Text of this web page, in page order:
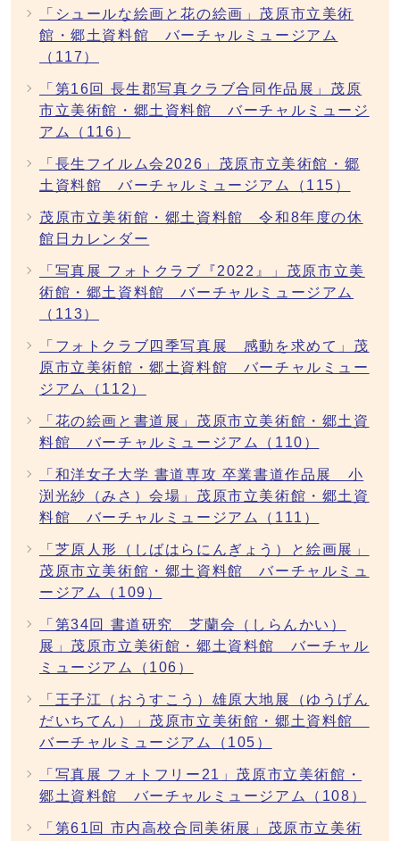
「シュールな絵画と花の絵画」茂原市立美術
館・郷土資料館 バーチャルミュージアム
（117）
「第16回 長生郡写真クラブ合同作品展」茂原
市立美術館・郷土資料館 バーチャルミュージ
アム（116）
「長生フイルム会2026」茂原市立美術館・郷
土資料館 バーチャルミュージアム（115）
茂原市立美術館・郷土資料館 令和8年度の休
館日カレンダー
「写真展 フォトクラブ『2022』」茂原市立美
術館・郷土資料館 バーチャルミュージアム
（113）
「フォトクラブ四季写真展 感動を求めて」茂
原市立美術館・郷土資料館 バーチャルミュー
ジアム（112）
「花の絵画と書道展」茂原市立美術館・郷土資
料館 バーチャルミュージアム（110）
「和洋女子大学 書道専攻 卒業書道作品展 小
渕光紗（みさ）会場」茂原市立美術館・郷土資
料館 バーチャルミュージアム（111）
「芝原人形（しばはらにんぎょう）と絵画展」
茂原市立美術館・郷土資料館 バーチャルミュ
ージアム（109）
「第34回 書道研究 芝蘭会（しらんかい）
展」茂原市立美術館・郷土資料館 バーチャル
ミュージアム（106）
「王子江（おうすこう）雄原大地展（ゆうげん
だいちてん）」茂原市立美術館・郷土資料館
バーチャルミュージアム（105）
「写真展 フォトフリー21」茂原市立美術館・
郷土資料館 バーチャルミュージアム（108）
「第61回 市内高校合同美術展」茂原市立美術